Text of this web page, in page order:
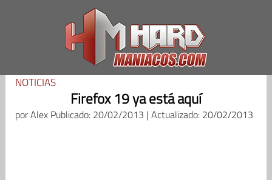
NOTICIAS
Firefox 19 ya está aquí
porAlex Publicado: 20/02/2013 | Actualizado: 20/02/2013